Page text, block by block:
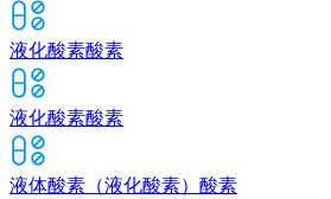
液化酸素酸素
液化酸素酸素
液体酸素（液化酸素） 酸素